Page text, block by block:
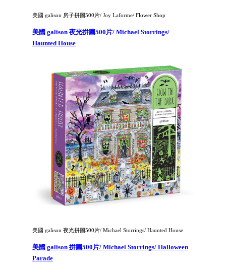
美國 galison 房子拼圖500片/ Joy Laforme/ Flower Shop
美國 galison 夜光拼圖500片/ Michael Storrings/
Haunted House
美國 galison 夜光拼圖500片/ Michael Storrings/ Haunted House
美國 galison 拼圖500片/ Michael Storrings/ Halloween
Parade